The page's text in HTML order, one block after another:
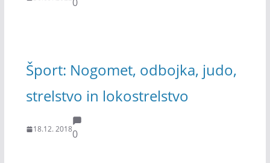
Šport: Nogomet, odbojka, judo,
strelstvo in lokostrelstvo
18.12. 20180